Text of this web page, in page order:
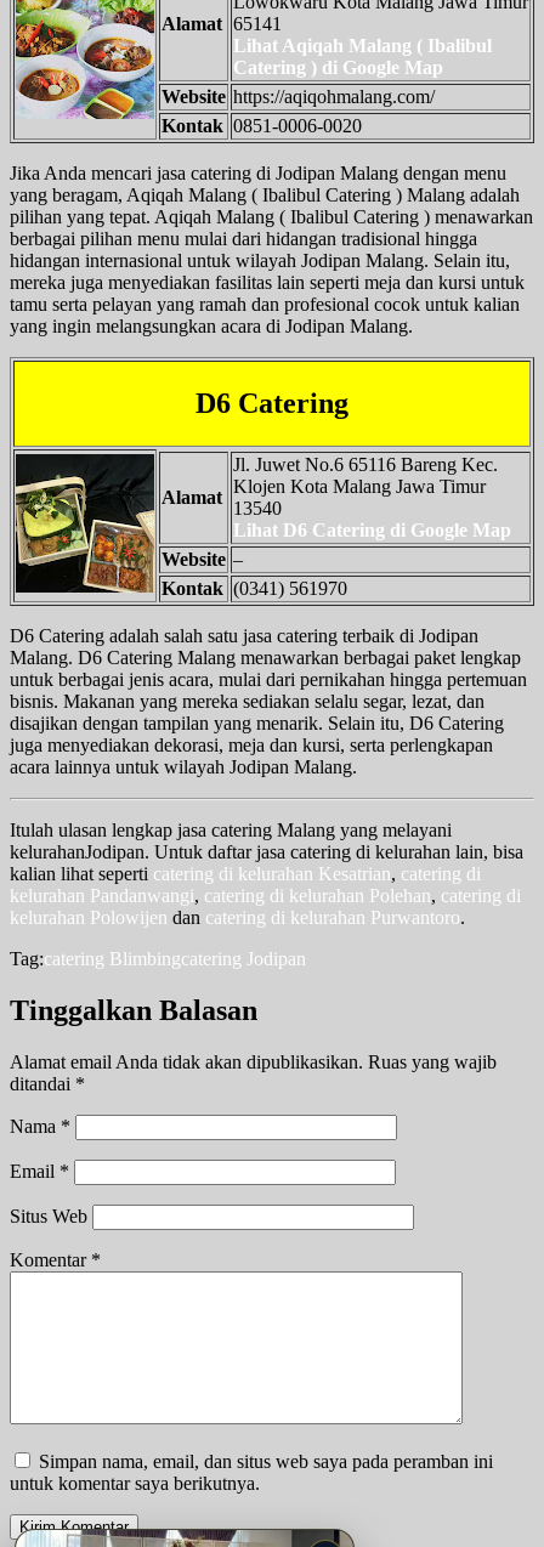
Alamat 65141
Lihat Aqiqah Malang ( Ibalibul
Catering ) di Google Map
Website https://aqiqohmalang.com/
Kontak 0851-0006-0020
Jika Anda mencari jasa catering di Jodipan Malang dengan menu
yang beragam, Aqiqah Malang ( Ibalibul Catering ) Malang adalah
pilihan yang tepat. Aqiqah Malang ( Ibalibul Catering ) menawarkan
berbagai pilihan menu mulai dari hidangan tradisional hingga
hidangan internasional untuk wilayah Jodipan Malang. Selain itu,
mereka juga menyediakan fasilitas lain seperti meja dan kursi untuk
tamu serta pelayan yang ramah dan profesional cocok untuk kalian
yang ingin melangsungkan acara di Jodipan Malang.
D6 Catering
Alamat
Jl. Juwet No.6 65116 Bareng Kec.
Klojen Kota Malang Jawa Timur
13540
Lihat D6 Catering di Google Map
Website –
Kontak (0341) 561970
D6 Catering adalah salah satu jasa catering terbaik di Jodipan
Malang. D6 Catering Malang menawarkan berbagai paket lengkap
untuk berbagai jenis acara, mulai dari pernikahan hingga pertemuan
bisnis. Makanan yang mereka sediakan selalu segar, lezat, dan
disajikan dengan tampilan yang menarik. Selain itu, D6 Catering
juga menyediakan dekorasi, meja dan kursi, serta perlengkapan
acara lainnya untuk wilayah Jodipan Malang.
Itulah ulasan lengkap jasa catering Malang yang melayani
kelurahanJodipan. Untuk daftar jasa catering di kelurahan lain, bisa
kalian lihat seperti catering di kelurahan Kesatrian, catering di
kelurahan Pandanwangi, catering di kelurahan Polehan, catering di
kelurahan Polowijen dan catering di kelurahan Purwantoro.
Tag:catering Blimbingcatering Jodipan
Tinggalkan Balasan
Alamat email Anda tidak akan dipublikasikan. Ruas yang wajib
ditandai *
Nama *
Email *
Situs Web
Komentar *
Simpan nama, email, dan situs web saya pada peramban ini
untuk komentar saya berikutnya.